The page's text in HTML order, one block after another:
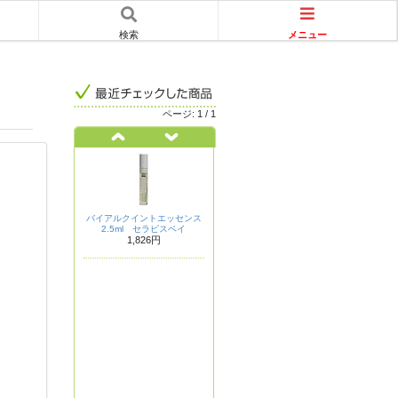
検索 メニュー
ページ: 1 / 1
バイアルクイントエッセンス
2.5ml セラピスベイ
1,826円